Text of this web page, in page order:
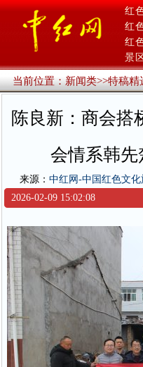
红
红
红
景
当前位置：新闻类>>特稿精
陈良新：商会
会情系韩
来源： 中红网-中国红色文化
2026-02-09 15:02:08